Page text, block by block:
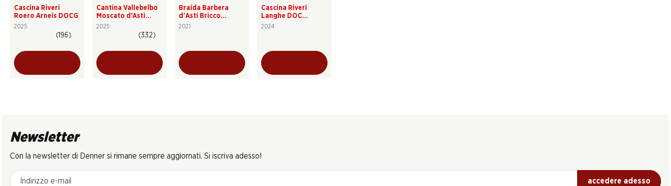
Cascina Riveri
Roero Arneis DOCG
2025
(196)
Cantina Vallebelbo
Moscato d’Asti
DOCG
2025
(332)
Braida Barbera
d'Asti Bricco
Uccellone DOCG
2021
Cascina Riveri
Langhe DOC
Nebbiolo
2024
Newsletter
Con la newsletter di Denner si rimane sempre aggiornati. Si iscriva adesso!
Indirizzo e-mail
accedere adesso